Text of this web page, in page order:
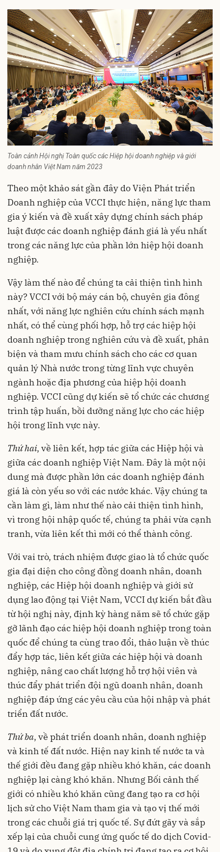
Toàn cảnh Hội nghị Toàn quốc các Hiệp hội doanh nghiệp và giới
doanh nhân Việt Nam năm 2023
Theo một khảo sát gần đây do Viện Phát triển
Doanh nghiệp của VCCI thực hiện, năng lực tham
gia ý kiến và đề xuất xây dựng chính sách pháp
luật được các doanh nghiệp đánh giá là yếu nhất
trong các năng lực của phần lớn hiệp hội doanh
nghiệp.
Vậy làm thế nào để chúng ta cải thiện tình hình
này? VCCI với bộ máy cán bộ, chuyên gia đông
nhất, với năng lực nghiên cứu chính sách mạnh
nhất, có thể cùng phối hợp, hỗ trợ các hiệp hội
doanh nghiệp trong nghiên cứu và đề xuất, phản
biện và tham mưu chính sách cho các cơ quan
quản lý Nhà nước trong từng lĩnh vực chuyên
ngành hoặc địa phương của hiệp hội doanh
nghiệp. VCCI cũng dự kiến sẽ tổ chức các chương
trình tập huấn, bồi dưỡng năng lực cho các hiệp
hội trong lĩnh vực này.
Thứhai, về liên kết, hợp tác giữa các Hiệp hội và
giữa các doanh nghiệp Việt Nam. Đây là một nội
dung mà được phần lớn các doanh nghiệp đánh
giá là còn yếu so với các nước khác. Vậy chúng ta
cần làm gì, làm như thế nào cải thiện tình hình,
vì trong hội nhập quốc tế, chúng ta phải vừa cạnh
tranh, vừa liên kết thì mới có thể thành công.
Với vai trò, trách nhiệm được giao là tổ chức quốc
gia đại diện cho công đồng doanh nhân, doanh
nghiệp, các Hiệp hội doanh nghiệp và giới sử
dụng lao động tại Việt Nam, VCCI dự kiến bắt đầu
từ hội nghị này, định kỳ hàng năm sẽ tổ chức gặp
gỡ lãnh đạo các hiệp hội doanh nghiệp trong toàn
quốc để chúng ta cùng trao đổi, thảo luận về thúc
đẩy hợp tác, liên kết giữa các hiệp hội và doanh
nghiệp, nâng cao chất lượng hỗ trợ hội viên và
thúc đẩy phát triển đội ngũ doanh nhân, doanh
nghiệp đáp ứng các yêu cầu của hội nhập và phát
triển đất nước.
Thứ ba, về phát triển doanh nhân, doanh nghiệp
và kinh tế đất nước. Hiện nay kinh tế nước ta và
thế giới đều đang gặp nhiều khó khăn, các doanh
nghiệp lại càng khó khăn. Nhưng Bối cảnh thế
giới có nhiều khó khăn cũng đang tạo ra cơ hội
lịch sử cho Việt Nam tham gia và tạo vị thế mới
trong các chuỗi giá trị quốc tế. Sự đứt gãy và sắp
xếp lại của chuỗi cung ứng quốc tế do dịch Covid-